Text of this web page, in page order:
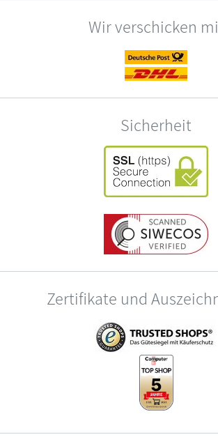
Wir verschicken
Sicherheit
Zertifikate und